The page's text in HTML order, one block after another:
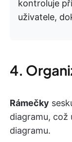
kontroluje
uživatele,
4.
Rámečky
diagramu, což
diagramu.